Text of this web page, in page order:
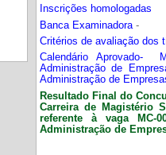
Inscrições homologadas
Banca Examinadora -
Critérios de avaliação dos
Calendário Aprovado-
Administração de
Administração de
Resultado Final do
Carreira de
Magistério
referente à vaga MC-
Administração de